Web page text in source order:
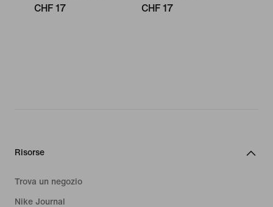
CHF 17
CHF 17
Risorse
Trova un negozio
Nike Journal